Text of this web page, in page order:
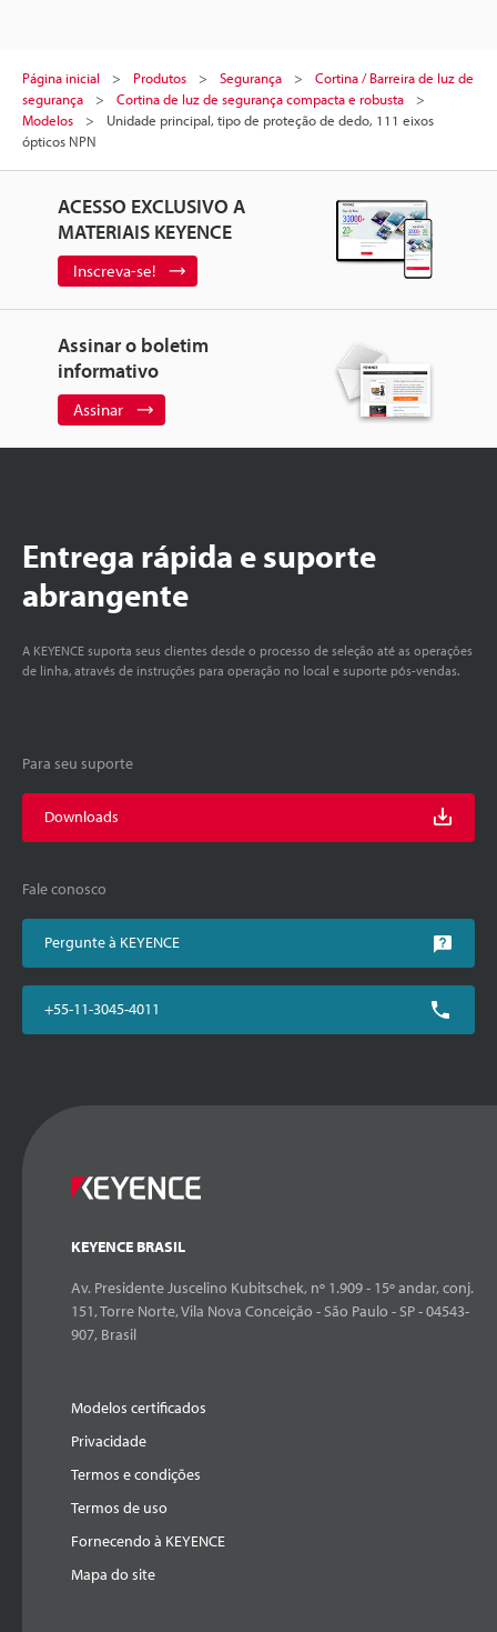
Página inicial Produtos Segurança
Cortina / Barreira de luz de
segurança
Cortina de luz de segurança compacta e robusta
Modelos
Unidade principal, tipo de proteção de dedo, 111 eixos
ópticos NPN
ACESSO EXCLUSIVO A
MATERIAIS KEYENCE
Inscreva-se!
Assinar o boletim
informativo
Assinar
Entrega rápida e suporte
abrangente
A KEYENCE suporta seus clientes desde o processo de seleção até as operações
de linha, através de instruções para operação no local e suporte pós-vendas.
Para seu suporte
Downloads
Fale conosco
Pergunte à KEYENCE
+55-11-3045-4011
KEYENCE BRASIL
Av. Presidente Juscelino Kubitschek, nº 1.909 - 15º andar, conj.
151, Torre Norte, Vila Nova Conceição - São Paulo - SP - 04543-
907, Brasil
Modelos certificados
Privacidade
Termos e condições
Termos de uso
Fornecendo à KEYENCE
Mapa do site